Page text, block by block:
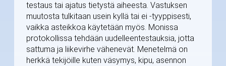
testaus tai ajatus tietystä aiheesta. Vastuksen
muutosta tulkitaan usein kyllä tai ei -tyyppisesti,
vaikka asteikkoa käytetään myös. Monissa
protokollissa tehdään uudelleentestauksia, jotta
sattuma ja liikevirhe vähenevät. Menetelmä on
herkkä tekijöille kuten väsymys, kipu, asennon